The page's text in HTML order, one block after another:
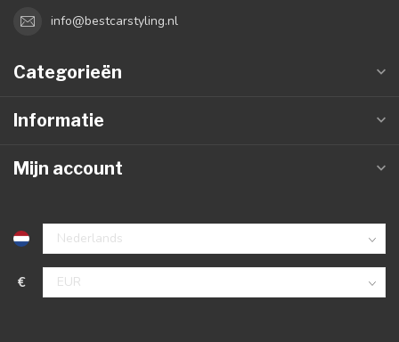
info@bestcarstyling.nl
Categorieën
Informatie
Mijn account
€